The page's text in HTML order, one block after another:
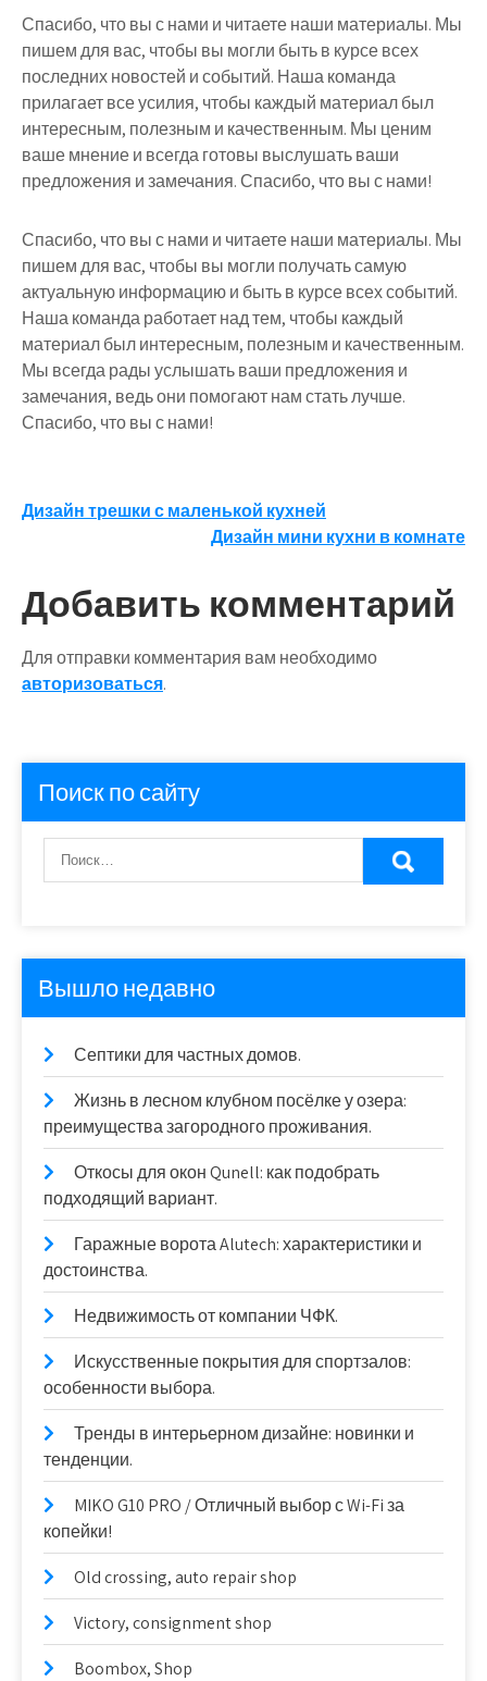
Спасибо, что вы с нами и читаете наши материалы. Мы
пишем для вас, чтобы вы могли быть в курсе всех
последних новостей и событий. Наша команда
прилагает все усилия, чтобы каждый материал был
интересным, полезным и качественным. Мы ценим
ваше мнение и всегда готовы выслушать ваши
предложения и замечания. Спасибо, что вы с нами!
Спасибо, что вы с нами и читаете наши материалы. Мы
пишем для вас, чтобы вы могли получать самую
актуальную информацию и быть в курсе всех событий.
Наша команда работает над тем, чтобы каждый
материал был интересным, полезным и качественным.
Мы всегда рады услышать ваши предложения и
замечания, ведь они помогают нам стать лучше.
Спасибо, что вы с нами!
Навигация
записям
Дизайн трешки с маленькой кухней
Дизайн мини кухни в комнате
Добавить комментарий
Для отправки комментария вам необходимо
авторизоваться.
Поиск по сайту
Вышло недавно
Септики для частных домов.
Жизнь в лесном клубном посёлке у озера:
преимущества загородного проживания.
Откосы для окон Qunell: как подобрать
подходящий вариант.
Гаражные ворота Alutech: характеристики и
достоинства.
Недвижимость от компании ЧФК.
Искусственные покрытия для спортзалов:
особенности выбора.
Тренды в интерьерном дизайне: новинки и
тенденции.
MIKO G10 PRO / Отличный выбор с Wi-Fi за
копейки!
Old crossing, auto repair shop
Victory, consignment shop
Boombox, Shop